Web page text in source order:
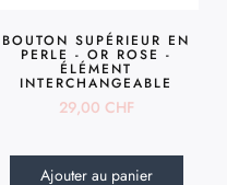
BOUTON SUPÉRIEUR EN
PERLE - OR ROSE -
ÉLÉMENT
INTERCHANGEABLE
29,00 CHF
Ajouter au panier